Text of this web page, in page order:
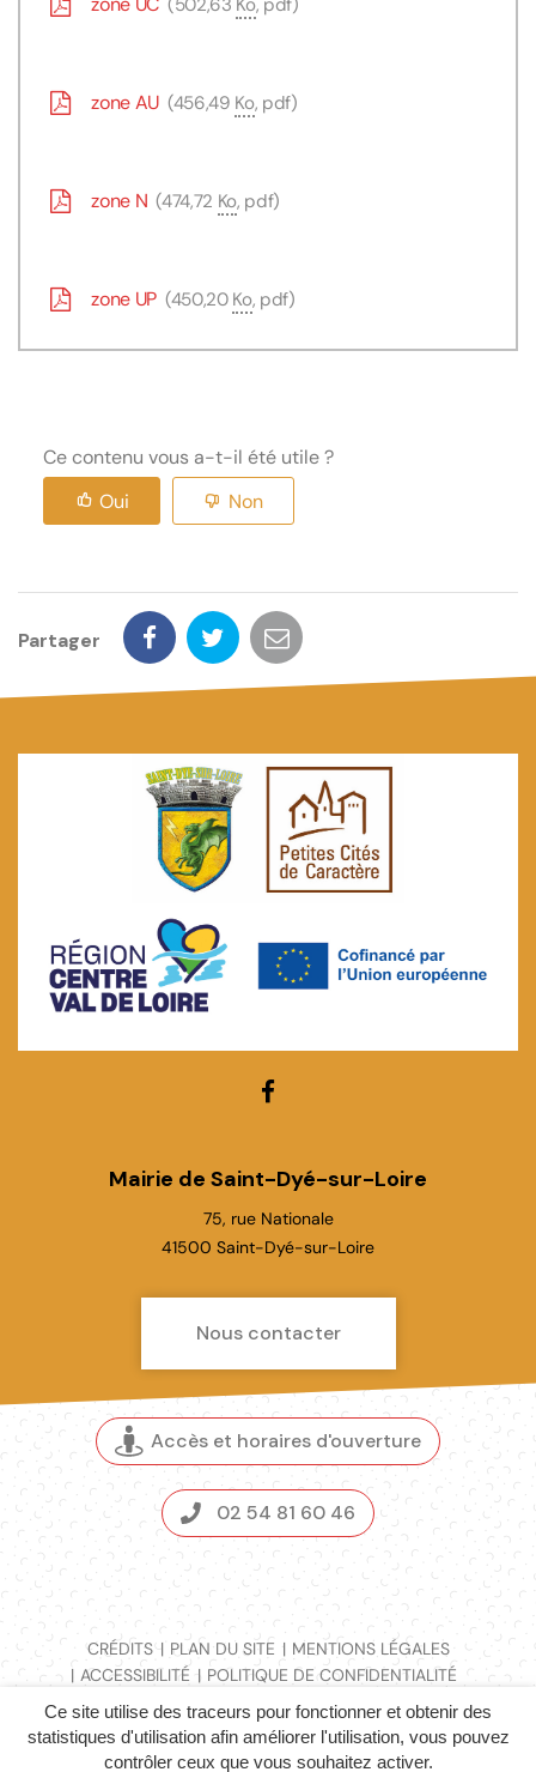
Ce site utilise des traceurs pour fonctionner et obtenir des
statistiques d'utilisation afin améliorer l'utilisation, vous pouvez
contrôler ceux que vous souhaitez activer.
502,63 Ko, pdf
zone AU 456,49 Ko, pdf
zone N 474,72 Ko, pdf
zone UP 450,20 Ko, pdf
Ce contenu vous a-t-il été utile ?
Oui
Non
Partager
le
compte
Facebook
Mairie de Saint-Dyé-sur-Loire
75, rue Nationale
41500 Saint-Dyé-sur-Loire
Nous contacter
Accès et horaires d'ouverture
02 54 81 60 46
CRÉDITS PLAN DU SITE
MENTIONS LÉGALES
ACCESSIBILITÉ
POLITIQUE DE CONFIDENTIALITÉ
NOUS CONTACTER